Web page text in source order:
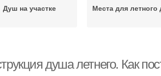
Душ на участке Места для летного
душа летнего. Как